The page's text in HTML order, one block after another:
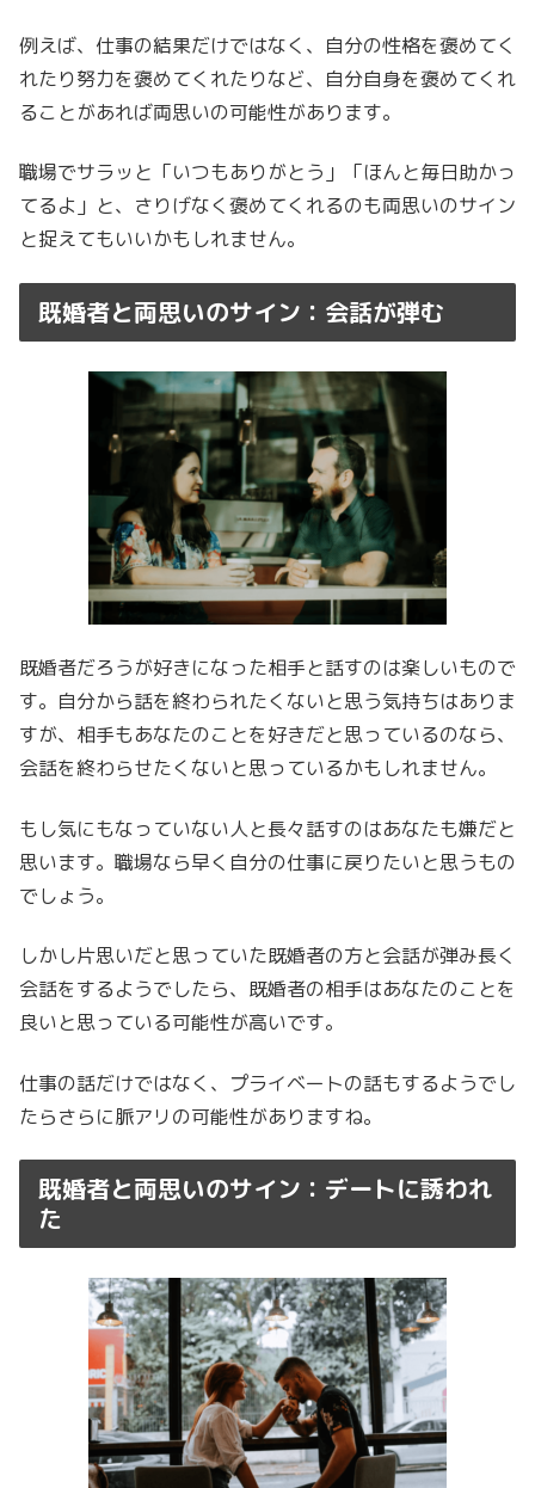
例えば、仕事の結果だけではなく、自分の性格を褒めてく
れたり努力を褒めてくれたりなど、自分自身を褒めてくれ
ることがあれば両思いの可能性があります。
職場でサラッと「いつもありがとう」「ほんと毎日助かっ
てるよ」と、さりげなく褒めてくれるのも両思いのサイン
と捉えてもいいかもしれません。
既婚者と両思いのサイン：会話が弾む
既婚者だろうが好きになった相手と話すのは楽しいもので
す。自分から話を終わられたくないと思う気持ちはありま
すが、相手もあなたのことを好きだと思っているのなら、
会話を終わらせたくないと思っているかもしれません。
もし気にもなっていない人と長々話すのはあなたも嫌だと
思います。職場なら早く自分の仕事に戻りたいと思うもの
でしょう。
しかし片思いだと思っていた既婚者の方と会話が弾み長く
会話をするようでしたら、既婚者の相手はあなたのことを
良いと思っている可能性が高いです。
仕事の話だけではなく、プライベートの話もするようでし
たらさらに脈アリの可能性がありますね。
既婚者と両思いのサイン：デートに誘われ
た